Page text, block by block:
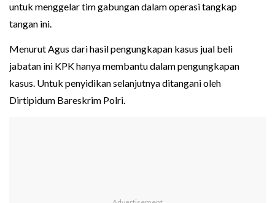
untuk menggelar tim gabungan dalam operasi tangkap
tangan ini.
Menurut Agus dari hasil pengungkapan kasus jual beli
jabatan ini KPK hanya membantu dalam pengungkapan
kasus. Untuk penyidikan selanjutnya ditangani oleh
Dirtipidum Bareskrim Polri.